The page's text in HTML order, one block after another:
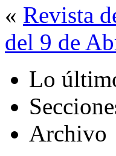
« Revista
del 9 de
Lo
Archivo